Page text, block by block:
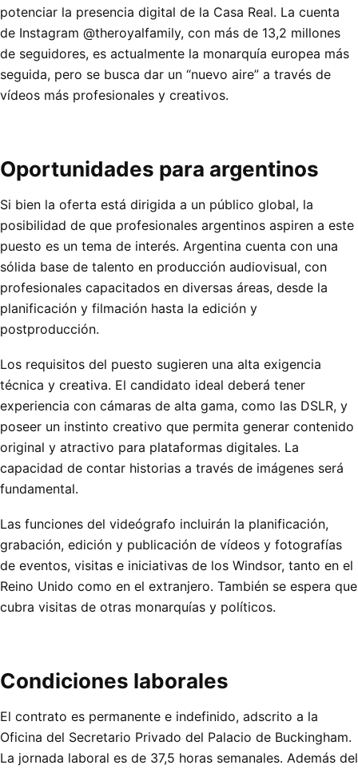
potenciar la presencia digital de la Casa Real. La cuenta
de Instagram @theroyalfamily, con más de 13,2 millones
de seguidores, es actualmente la monarquía europea más
seguida, pero se busca dar un “nuevo aire” a través de
vídeos más profesionales y creativos.
Oportunidades para argentinos
Si bien la oferta está dirigida a un público global, la
posibilidad de que profesionales argentinos aspiren a este
puesto es un tema de interés. Argentina cuenta con una
sólida base de talento en producción audiovisual, con
profesionales capacitados en diversas áreas, desde la
planificación y filmación hasta la edición y
postproducción.
Los requisitos del puesto sugieren una alta exigencia
técnica y creativa. El candidato ideal deberá tener
experiencia con cámaras de alta gama, como las DSLR, y
poseer un instinto creativo que permita generar contenido
original y atractivo para plataformas digitales. La
capacidad de contar historias a través de imágenes será
fundamental.
Las funciones del videógrafo incluirán la planificación,
grabación, edición y publicación de vídeos y fotografías
de eventos, visitas e iniciativas de los Windsor, tanto en el
Reino Unido como en el extranjero. También se espera que
cubra visitas de otras monarquías y políticos.
Condiciones laborales
El contrato es permanente e indefinido, adscrito a la
Oficina del Secretario Privado del Palacio de Buckingham.
La jornada laboral es de 37,5 horas semanales. Además del